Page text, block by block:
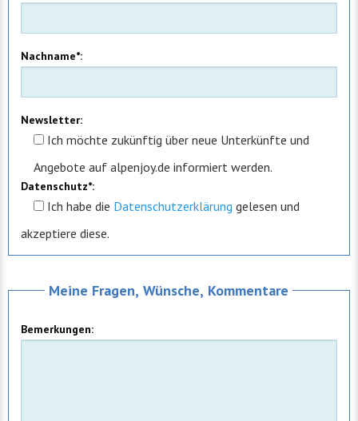
Nachname*:
Newsletter:
Ich möchte zukünftig über neue Unterkünfte und
Angebote auf alpenjoy.de informiert werden.
Datenschutz*:
Ich habe die Datenschutzerklärung gelesen und
akzeptiere diese.
Meine Fragen, Wünsche, Kommentare
Bemerkungen: